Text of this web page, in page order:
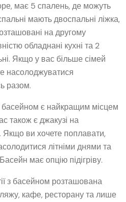
має 5 спалень, де можуть
мають двоспальні ліжка,
на другому
обладнані кухні та 2
Якщо у вас більше сімей
насолоджуватися
разом.
басейном є найкращим місцем
також є джакузі на
Якщо ви хочете поплавати,
літніми днями та
має опцію підігріву.
з басейном розташована
кафе, ресторану та лише